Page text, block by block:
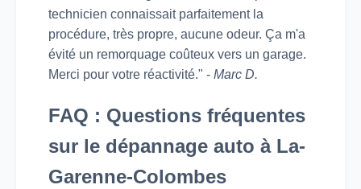
technicien connaissait parfaitement la
procédure, très propre, aucune odeur. Ça m'a
évité un remorquage coûteux vers un garage.
Merci pour votre réactivité." - Marc D.
FAQ : Questions fréquentes
sur le dépannage auto à La-
Garenne-Colombes